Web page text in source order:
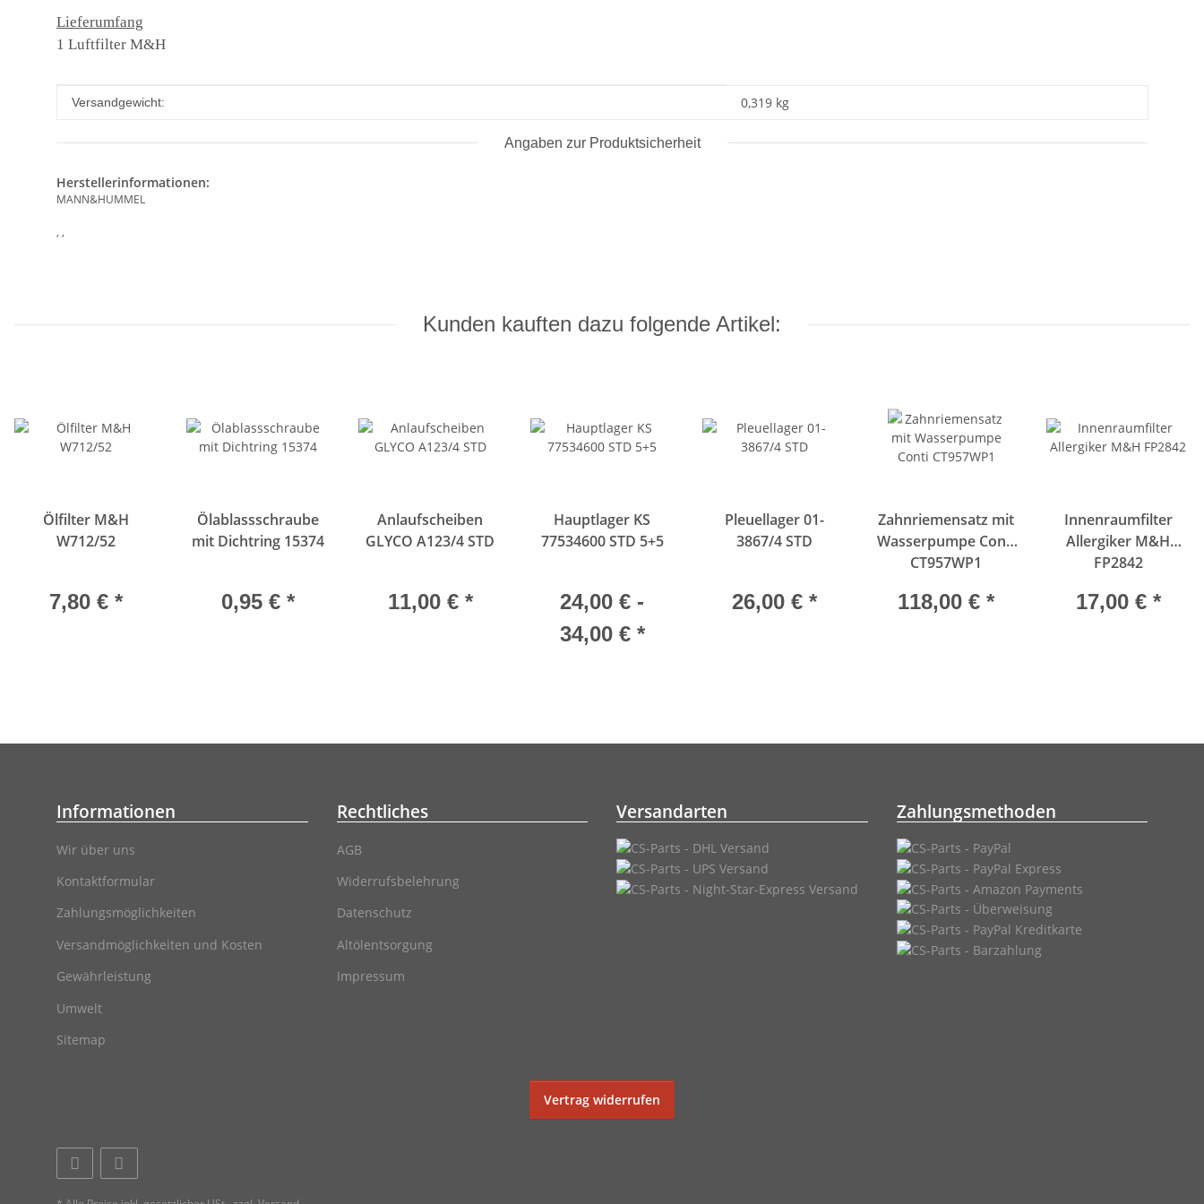
Lieferumfang
1 Luftfilter M&H
Produkteigenschaft
Wert
Versandgewicht: 0,319 kg
Angaben zur Produktsicherheit
Herstellerinformationen:
MANN&HUMMEL
, ,
Kunden kauften dazu folgende Artikel:
Ölfilter M&H
W712/52
7,80 € *
Ölablassschraube
mit Dichtring 15374
0,95 € *
Anlaufscheiben
GLYCO A123/4 STD
11,00 € *
Hauptlager KS
77534600 STD 5+5
24,00 € -
34,00 € *
Pleuellager 01-
3867/4 STD
26,00 € *
Zahnriemensatz mit
Wasserpumpe Conti
CT957WP1
118,00 € *
Innenraumfilter
Allergiker M&H
FP2842
17,00 € *
Informationen
Wir über uns
Kontaktformular
Zahlungsmöglichkeiten
Versandmöglichkeiten und Kosten
Gewährleistung
Umwelt
Sitemap
Rechtliches
AGB
Widerrufsbelehrung
Datenschutz
Altölentsorgung
Impressum
Versandarten Zahlungsmethoden
Vertrag widerrufen